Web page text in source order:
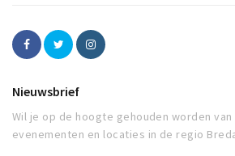
Nieuwsbrief
Wil je op de hoogte gehouden worden van
evenementen en locaties in de regio